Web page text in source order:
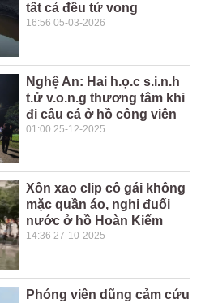
tất cả đều tử vong
16:56 05-03-2026
Nghệ An: Hai h.ọ.c s.i.n.h
t.ử v.o.n.g thương tâm khi
đi câu cá ở hồ công viên
01:00 25-12-2025
Xôn xao clip cô gái không
mặc quần áo, nghi đuối
nước ở hồ Hoàn Kiếm
14:36 27-10-2025
Phóng viên dũng cảm cứu